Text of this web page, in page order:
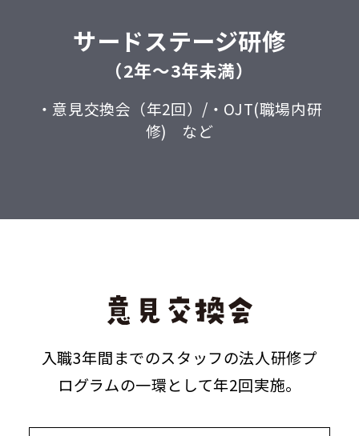
サードステージ研修
（2年〜3年未満）
・意見交換会（年2回）/・OJT(職場内研
修) など
入職3年間までのスタッフの法人研修プ
ログラムの一環として年2回実施。